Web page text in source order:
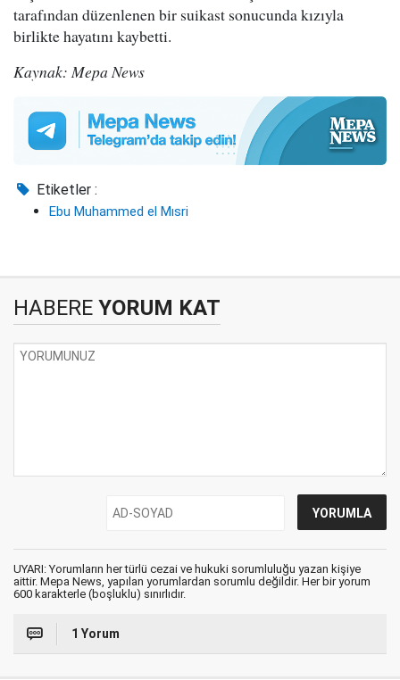
tarafından düzenlenen bir suikast sonucunda kızıyla
birlikte hayatını kaybetti.
Kaynak: Mepa News
Etiketler :
Ebu Muhammed el Mısri
HABERE YORUM KAT
UYARI: Yorumların her türlü cezai ve hukuki sorumluluğu yazan kişiye
aittir. Mepa News, yapılan yorumlardan sorumlu değildir. Her bir yorum
600 karakterle (boşluklu) sınırlıdır.
1 Yorum